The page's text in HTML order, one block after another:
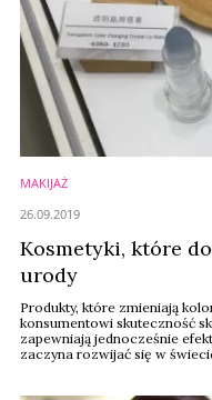
MAKIJAŻ
Kosmetyki, które
urody
Produkty, które zmieniają
konsumentowi skuteczność
zapewniają jednocześnie
zaczyna rozwijać się w
26.09.2019